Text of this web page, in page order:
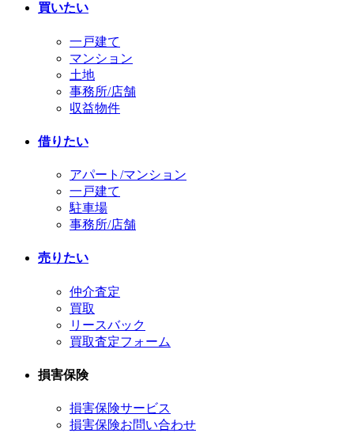
イ
買いたい
一戸建て
マンション
土地
事務所/店舗
収益物件
借りたい
アパート/マンション
一戸建て
駐車場
事務所/店舗
売りたい
仲介査定
買取
リースバック
買取査定フォーム
損害保険
損害保険サービス
損害保険お問い合わせ